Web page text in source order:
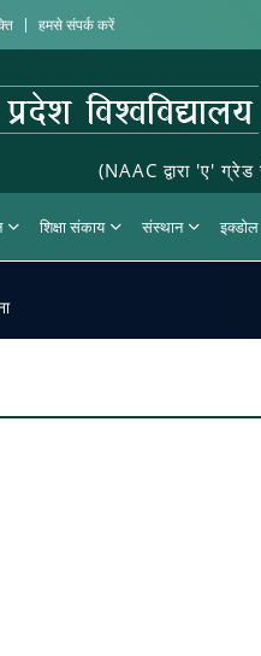
हमसे संपर्क करें
(NAAC द्वारा 'ए' ग्रेड
शिक्षा संकाय संस्थान इक्डोल